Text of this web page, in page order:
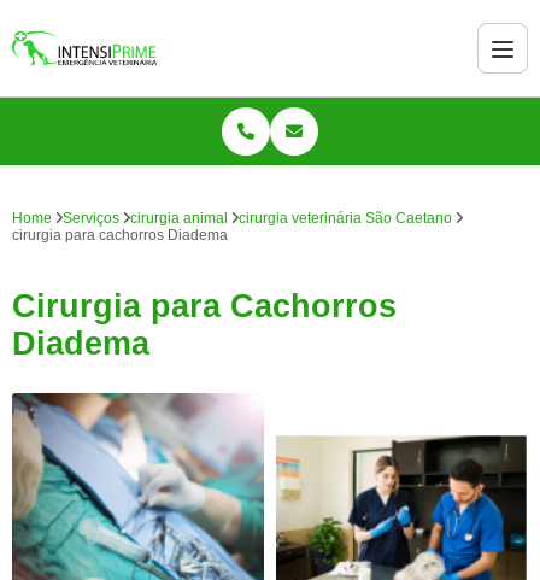
Home Serviços cirurgia animal
cirurgia veterinária São Caetano
cirurgia para cachorros Diadema
Cirurgia para Cachorros
Diadema